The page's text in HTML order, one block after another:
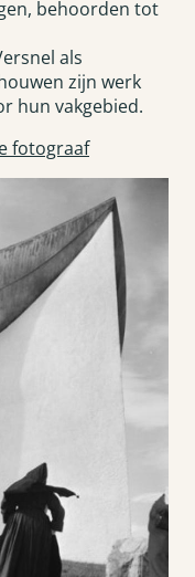
behoorden tot
als
zijn werk
hun vakgebied.
fotograaf